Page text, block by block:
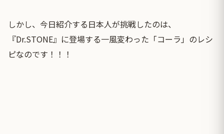
しかし、今日紹介する日本人が挑戦したのは、
『Dr.STONE』に登場する一風変わった「コーラ」のレシ
ピなのです！！！